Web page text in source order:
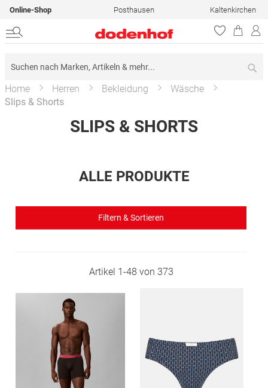
Online-Shop Posthausen Kaltenkirchen
Home Herren Bekleidung
Wäsche
Slips & Shorts
SLIPS & SHORTS
ALLE PRODUKTE
Filtern & Sortieren
Artikel 1-48 von 373